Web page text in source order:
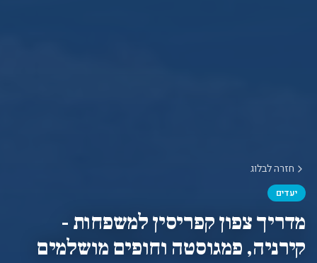
חזרה לבלוג
יעדים
מדריך צפון קפריסין למשפחות -
קירניה, פמגוסטה וחופים מושלמים